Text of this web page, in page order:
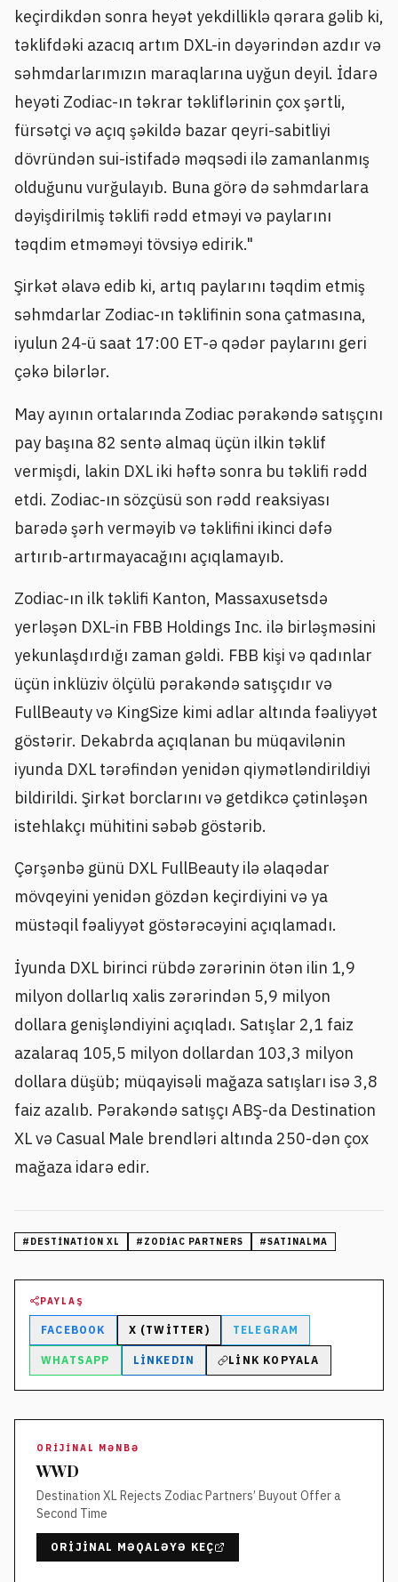
keçirdikdən sonra heyət yekdilliklə qərara gəlib ki,
təklifdəki azacıq artım DXL-in dəyərindən azdır və
səhmdarlarımızın maraqlarına uyğun deyil. İdarə
heyəti Zodiac-ın təkrar təkliflərinin çox şərtli,
fürsətçi və açıq şəkildə bazar qeyri-sabitliyi
dövründən sui-istifadə məqsədi ilə zamanlanmış
olduğunu vurğulayıb. Buna görə də səhmdarlara
dəyişdirilmiş təklifi rədd etməyi və paylarını
təqdim etməməyi tövsiyə edirik."
Şirkət əlavə edib ki, artıq paylarını təqdim etmiş
səhmdarlar Zodiac-ın təklifinin sona çatmasına,
iyulun 24-ü saat 17:00 ET-ə qədər paylarını geri
çəkə bilərlər.
May ayının ortalarında Zodiac pərakəndə satışçını
pay başına 82 sentə almaq üçün ilkin təklif
vermişdi, lakin DXL iki həftə sonra bu təklifi rədd
etdi. Zodiac-ın sözçüsü son rədd reaksiyası
barədə şərh verməyib və təklifini ikinci dəfə
artırıb-artırmayacağını açıqlamayıb.
Zodiac-ın ilk təklifi Kanton, Massaxusetsdə
yerləşən DXL-in FBB Holdings Inc. ilə birləşməsini
yekunlaşdırdığı zaman gəldi. FBB kişi və qadınlar
üçün inklüziv ölçülü pərakəndə satışçıdır və
FullBeauty və KingSize kimi adlar altında fəaliyyət
göstərir. Dekabrda açıqlanan bu müqavilənin
iyunda DXL tərəfindən yenidən qiymətləndirildiyi
bildirildi. Şirkət borclarını və getdikcə çətinləşən
istehlakçı mühitini səbəb göstərib.
Çərşənbə günü DXL FullBeauty ilə əlaqədar
mövqeyini yenidən gözdən keçirdiyini və ya
müstəqil fəaliyyət göstərəcəyini açıqlamadı.
İyunda DXL birinci rübdə zərərinin ötən ilin 1,9
milyon dollarlıq xalis zərərindən 5,9 milyon
dollara genişləndiyini açıqladı. Satışlar 2,1 faiz
azalaraq 105,5 milyon dollardan 103,3 milyon
dollara düşüb; müqayisəli mağaza satışları isə 3,8
faiz azalıb. Pərakəndə satışçı ABŞ-da Destination
XL və Casual Male brendləri altında 250-dən çox
mağaza idarə edir.
# DESTINATION XL # ZODIAC PARTNERS #SATINALMA
PAYLAŞ
FACEBOOK X (TWITTER) TELEGRAM
WHATSAPP LINKEDIN LINK KOPYALA
ORIJINAL MƏNBƏ
WWD
Destination XL Rejects Zodiac Partners’ Buyout Offer a
Second Time
ORIJINAL MƏQALƏYƏ KEÇ